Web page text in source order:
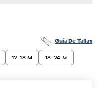
Guía De Tallas
12-18 M 18-24 M